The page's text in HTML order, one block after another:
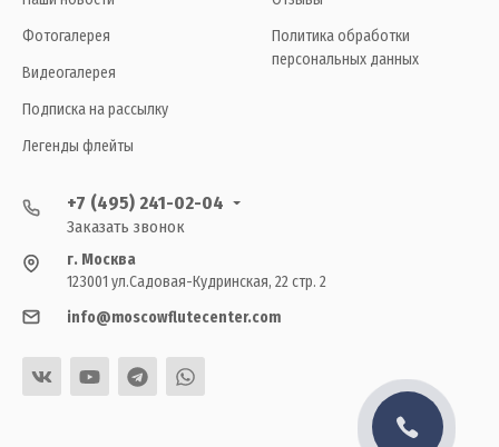
Фотогалерея
Видеогалерея
Подписка на рассылку
Легенды флейты
Политика обработки
персональных данных
+7 (495) 241-02-04
Заказать звонок
г. Москва
123001 ул.Садовая-Кудринская, 22 стр. 2
info@moscowflutecenter.com